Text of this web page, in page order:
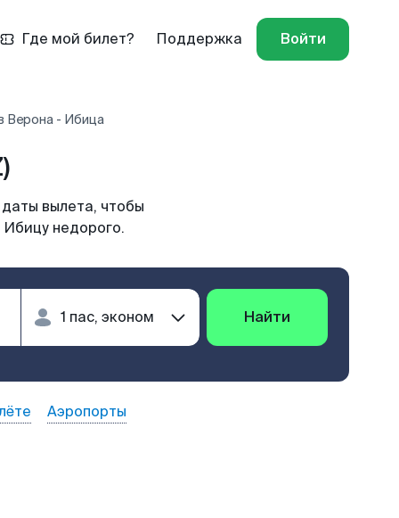
Где мой билет? Поддержка Войти
Верона - Ибица
вылета, чтобы
недорого.
Найти
Аэропорты